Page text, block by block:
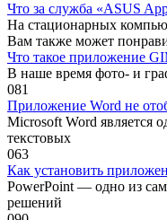
Что за служба «ASUS
На стационарных
Вам также может
Что такое приложение
В наше время фото- и
081
Приложение Word не
Microsoft Word является
текстовых
063
Как установить
PowerPoint — одно из
решений